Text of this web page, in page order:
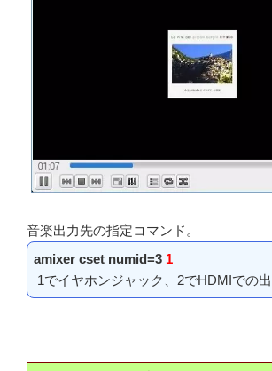
音楽出力先の指定コマンド。
amixer cset numid=3 1
1でイヤホンジャック、2でHDMIでの